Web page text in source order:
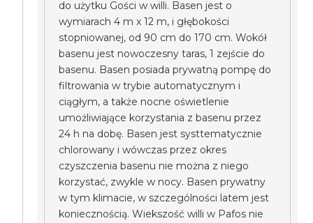
do użytku Gości w willi. Basen jest o
wymiarach 4 m x 12 m, i głębokości
stopniowanej, od 90 cm do 170 cm. Wokół
basenu jest nowoczesny taras, 1 zejście do
basenu. Basen posiada prywatną pompę do
filtrowania w trybie automatycznym i
ciągłym, a także nocne oświetlenie
umożliwiające korzystania z basenu przez
24 h na dobę. Basen jest systtematycznie
chlorowany i wówczas przez okres
czyszczenia basenu nie można z niego
korzystać, zwykle w nocy. Basen prywatny
w tym klimacie, w szczególności latem jest
koniecznością. Wiekszość willi w Pafos nie